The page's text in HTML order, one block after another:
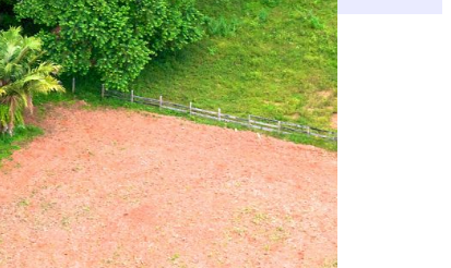
vuosien aikana taas kiihtynyt.
Ylikulutus ja kilpailu luonnonvaroista
ja viime vuonna 164 ympäristöä ja
tiedonannon, jossa se
jäsenmaista koostuvassa